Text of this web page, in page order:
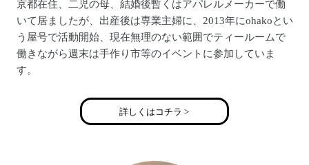
京都在住、二児の母、結婚後暫くはアパレルメーカーで働
いて居ましたが、出産後は専業主婦に、2013年にohakoとい
う屋号で活動開始、現在無理のない範囲でティールームで
働きながら週末は手作り市等のイベントに参加していま
す。
詳しくはコチラ >